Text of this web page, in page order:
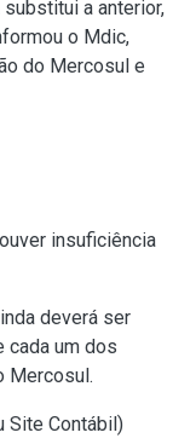
a anterior,
o Mdic,
do Mercosul e
insuficiência
deverá ser
cada um dos
Mercosul.
Site Contábil)